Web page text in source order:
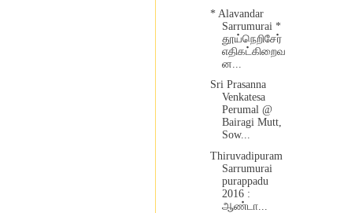
* Alavandar
Sarrumurai *
தூய்நெறிசேர்
எதிகட்கிறைவ
ன...
Sri Prasanna
Venkatesa
Perumal @
Bairagi Mutt,
Sow...
Thiruvadipuram
Sarrumurai
purappadu
2016 :
ஆண்டா...